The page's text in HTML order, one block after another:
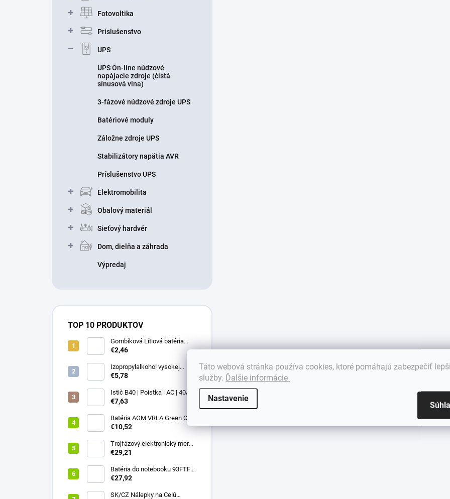
Táto webová stránka používa cookies, ktoré pomáhajú zabezpečiť
služby. Ďalšie informácie
Nastavenie
Fotovoltika
Príslušenstvo
UPS
UPS On-line núdzové
napájacie zdroje (čistá
sínusová vlna)
3-fázové núdzové zdroje UPS
Batériové moduly
Záložne zdroje UPS
Stabilizátory napätia AVR
Príslušenstvo UPS
Elektromobilita
Obalový materiál
Sieťový hardvér
Dom, dielňa a záhrada
Výpredaj
TOP 10 PRODUKTOV
Gombíková Lítiová batéria
€2,46
Izopropylalkohol vysokej
čistoty IPA 99,9% 1000 ml –
prostriedok pre elektroniku a
optiku
€5,78
Istič B40 | Poistka | AC | 40A |
3P
€7,63
Batéria AGM VRLA Green Cell
12V 1.2Ah
€10,52
Trojfázový elektronický merač
Qoltec | Merač spotreby
100A | LCD | 4P
€29,21
Batéria do notebooku 93FTF
GJKNX pre Dell Latitude 5280
5580 5590 5591 Precision
€27,92
SK/CZ Nálepky na Celú